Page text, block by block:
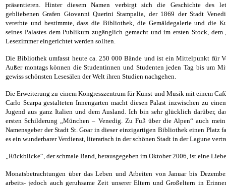
präsentieren. Hinter diesem Namen verbirgt sich die Geschichte des
gebliebenen Grafen Giovanni Querini Stampalia, der 1869 der Stadt
vererbte und bestimmte, dass die Bibliothek, die Gemäldegalerie und die
seines Palastes dem Publikum zugänglich gemacht und im ersten Stock, dem
Lesezimmer eingerichtet werden sollten.
Die Bibliothek umfasst heute ca. 250 000 Bände und ist ein Mittelpunkt für
Außer montags können die Studentinnen und Studenten jeden Tag bis um
gewiss schönsten Lesesälen der Welt ihren Studien nachgehen.
Die Erweiterung zu einem Kongresszentrum für Kunst und Musik mit einem
Carlo Scarpa gestalteten Innengarten macht diesen Palast inzwischen zu
Jugend aus ganz Italien und dem Ausland. Ich bin sehr glücklich darüber,
ersten Schilderung „München – Venedig. Zu Fuß über die Alpen“ auch
Namensgeber der Stadt St. Goar in dieser einzigartigen Bibliothek einen Platz
es ein wunderbarer Verdienst, literarisch in der schönen Stadt in der Lagune
„Rückblicke“, der schmale Band, herausgegeben im Oktober 2006, ist eine
Monatsbetrachtungen über das Leben und Arbeiten von Januar bis
arbeits- jedoch auch geruhsame Zeit unserer Eltern und Großeltern in